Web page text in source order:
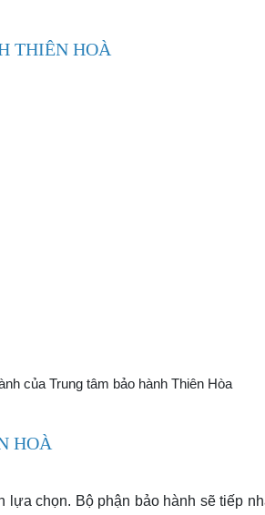
THIÊN HOÀ
HOÀ
chọn. Bộ phận bảo hành sẽ tiếp